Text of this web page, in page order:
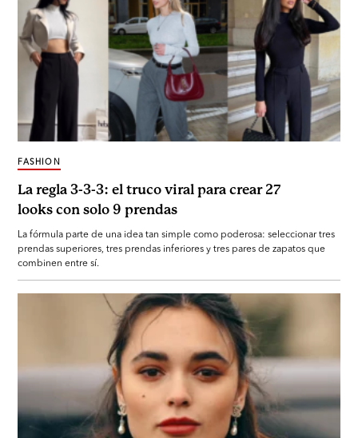
La regla 3-3-3: el truco viral para crear 27
looks con solo 9 prendas
FASHION
La fórmula parte de una idea tan simple como poderosa: seleccionar tres
prendas superiores, tres prendas inferiores y tres pares de zapatos que
combinen entre sí.